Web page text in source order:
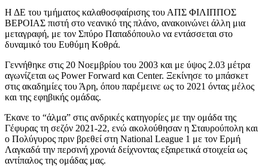
Η ΔΕ του τμήματος καλαθοσφαίρισης του ΑΠΣ ΦΙΛΙΠΠΟΣ
ΒΕΡΟΙΑΣ πιστή στο νεανικό της πλάνο, ανακοινώνει άλλη μια
μεταγραφή, με τον Σπύρο Παπαδόπουλο να εντάσσεται στο
δυναμικό του Ευθύμη Κοθρά.
Γεννήθηκε στις 20 Νοεμβρίου του 2003 και με ύψος 2.03 μέτρα
αγωνίζεται ως Power Forward και Center. Ξεκίνησε το μπάσκετ
στις ακαδημίες του Άρη, όπου παρέμεινε ως το 2021 όντας μέλος
και της εφηβικής ομάδας.
Έκανε το “άλμα” στις ανδρικές κατηγορίες με την ομάδα της
Γέφυρας τη σεζόν 2021-22, ενώ ακολούθησαν η Σταυρούπολη και
ο Πολύγυρος πριν βρεθεί στη National League 1 με τον Ερμή
Λαγκαδά την περσινή χρονιά δείχνοντας εξαιρετικά στοιχεία ως
αντίπαλος της ομάδας μας.